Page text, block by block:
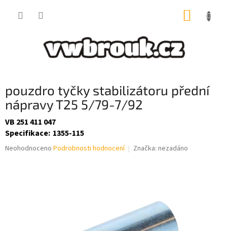
pouzdro tyčky stabilizátoru přední
nápravy T25 5/79-7/92
VB 251 411 047
Specifikace: 1355-115
Průměrné
Neohodnoceno Podrobnosti hodnocení Značka: nezadáno